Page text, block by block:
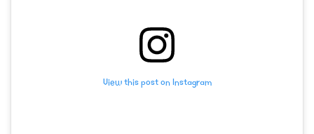
View this post on Instagram